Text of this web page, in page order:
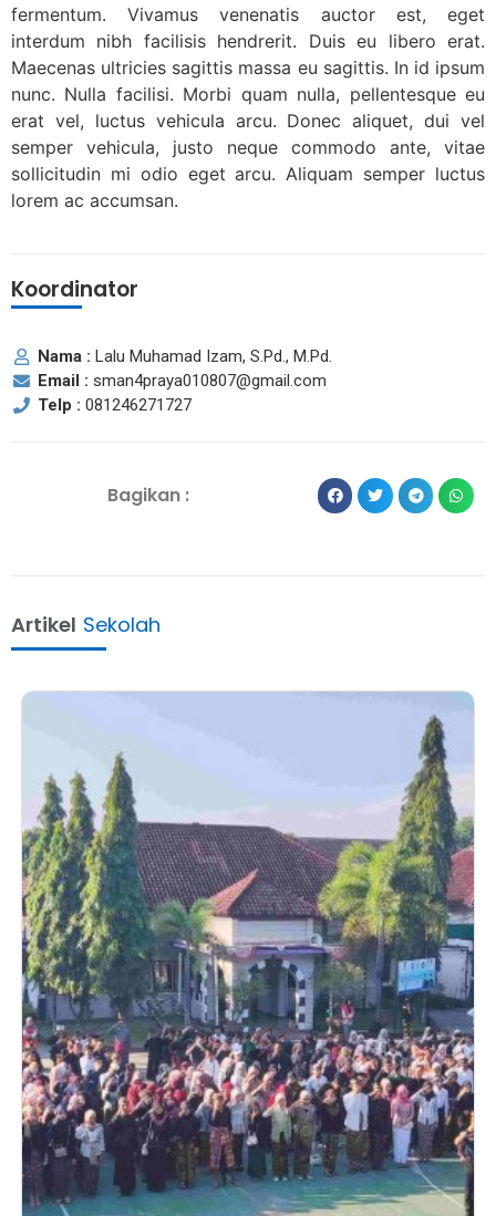
fermentum. Vivamus venenatis auctor est, eget
interdum nibh facilisis hendrerit. Duis eu libero erat.
Maecenas ultricies sagittis massa eu sagittis. In id ipsum
nunc. Nulla facilisi. Morbi quam nulla, pellentesque eu
erat vel, luctus vehicula arcu. Donec aliquet, dui vel
semper vehicula, justo neque commodo ante, vitae
sollicitudin mi odio eget arcu. Aliquam semper luctus
lorem ac accumsan.
Koordinator
Nama : Lalu Muhamad Izam, S.Pd., M.Pd.
Email : sman4praya010807@gmail.com
Telp : 081246271727
Bagikan :
Artikel Sekolah